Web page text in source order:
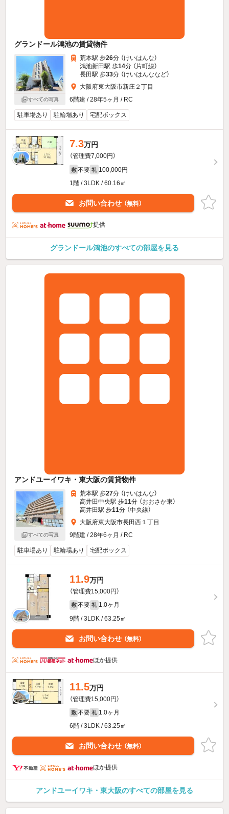
グランドール鴻池の賃貸物件
すべての写真
荒本駅 歩26分 （けいはんな）
鴻池新田駅 歩14分 （片町線）
長田駅 歩33分 （けいはんななど）
大阪府東大阪市新庄２丁目
6階建 / 28年5ヶ月 / RC
駐車場あり 駐輪場あり 宅配ボックス
7.3万円
（管理費7,000円）
敷 不要 礼 100,000円
1階 / 3LDK / 60.16㎡
お問い合わせ （無料）
提供
グランドール鴻池のすべての部屋を見る
アンドユーイワキ・東大阪の賃貸物件
すべての写真
荒本駅 歩27分 （けいはんな）
高井田中央駅 歩11分 （おおさか東）
高井田駅 歩11分 （中央線）
大阪府東大阪市長田西１丁目
9階建 / 28年6ヶ月 / RC
駐車場あり 駐輪場あり 宅配ボックス
11.9万円
（管理費15,000円）
敷 不要 礼 1.0ヶ月
9階 / 3LDK / 63.25㎡
お問い合わせ （無料）
ほか提供
11.5万円
（管理費15,000円）
敷 不要 礼 1.0ヶ月
6階 / 3LDK / 63.25㎡
お問い合わせ （無料）
ほか提供
アンドユーイワキ・東大阪のすべての部屋を見る